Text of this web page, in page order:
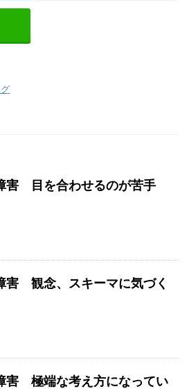
害 目を合わせるのが苦手
害 観念、スキーマに気づく
害 極端な考え方になってい